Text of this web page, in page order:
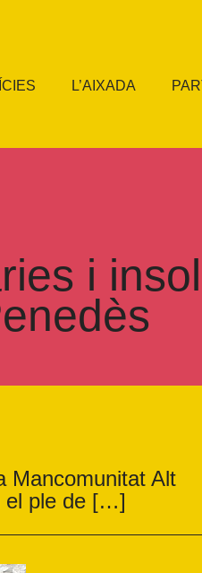
L’AIXADA
i
Mancomunitat Alt
el ple de […]